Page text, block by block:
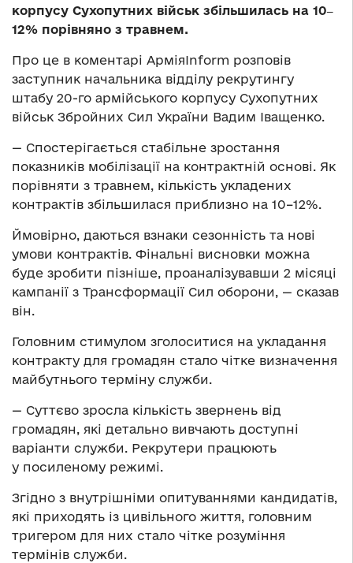
корпусу Сухопутних військ збільшилась на 10‒
12% порівняно з травнем.
Про це в коментарі АрміяInform розповів
заступник начальника відділу рекрутингу
штабу 20-го армійського корпусу Сухопутних
військ Збройних Сил України Вадим Іващенко.
— Спостерігається стабільне зростання
показників мобілізації на контрактній основі. Як
порівняти з травнем, кількість укладених
контрактів збільшилася приблизно на 10–12%.
Ймовірно, даються взнаки сезонність та нові
умови контрактів. Фінальні висновки можна
буде зробити пізніше, проаналізувавши 2 місяці
кампанії з Трансформації Сил оборони, — сказав
він.
Головним стимулом зголоситися на укладання
контракту для громадян стало чітке визначення
майбутнього терміну служби.
— Суттєво зросла кількість звернень від
громадян, які детально вивчають доступні
варіанти служби. Рекрутери працюють
у посиленому режимі.
Згідно з внутрішніми опитуваннями кандидатів,
які приходять із цивільного життя, головним
тригером для них стало чітке розуміння
термінів служби.